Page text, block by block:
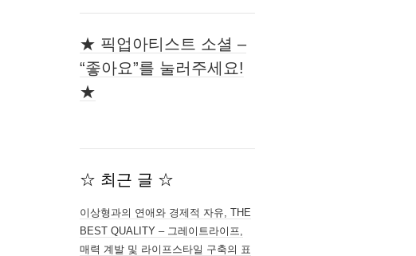
★ 픽업아티스트 소셜 –
“좋아요”를 눌러주세요!
★
☆ 최근 글 ☆
이상형과의 연애와 경제적 자유, THE
BEST QUALITY – 그레이트라이프,
매력 계발 및 라이프스타일 구축의 표